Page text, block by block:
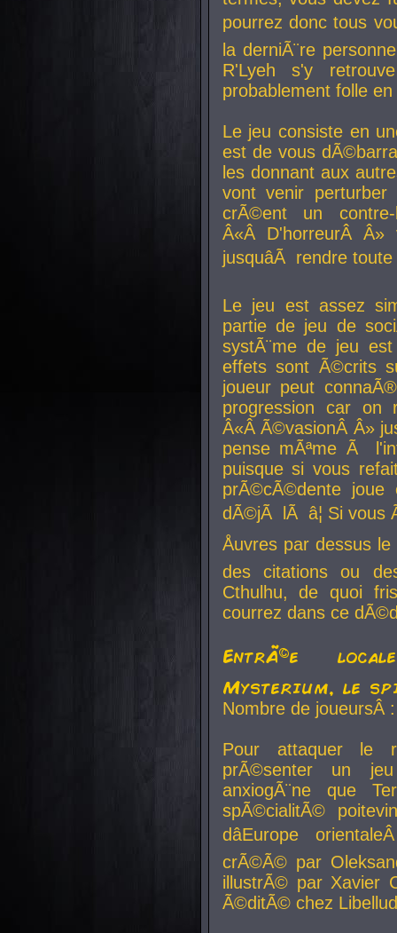
pourrez donc tous
la derniÃ¨re
R'Lyeh s'y
probablement folle
Le jeu consiste en
est de vous
les donnant aux
vont venir perturber
crÃ©ent un
Â«Â D'horreurÂ
jusquâÃ rendre
Le jeu est assez
partie de jeu de
systÃ¨me de jeu
effets sont Ã©crits
joueur peut
progression car
Â«Â Ã©vasionÂ Â»
pense mÃªme Ã
puisque si vous
prÃ©cÃ©dente
dÃ©jÃ lÃ â¦ Si vous
Åuvres par dessus
des citations ou
Cthulhu, de quoi
courrez dans ce
EntrÃ©e
Mysterium, le
Nombre de
Pour attaquer le
prÃ©senter un
anxiogÃ¨ne que
spÃ©cialitÃ©
dâEurope
crÃ©Ã© par
illustrÃ© par Xavier
Ã©ditÃ© chez